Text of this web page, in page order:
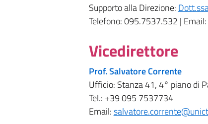
Supporto alla Direzione:
Telefono: 095.7537.532 | Email:
Vicedirettore
Prof. Salvatore Corrente​
Ufficio: Stanza 41, 4° piano di
Tel.: +39 095 7537734
Email: